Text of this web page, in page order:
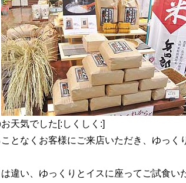
天気でした[:しくしく:]
となくお客様にご来店いただき、ゆっく
違い、ゆっくりとイスに座ってご試食い